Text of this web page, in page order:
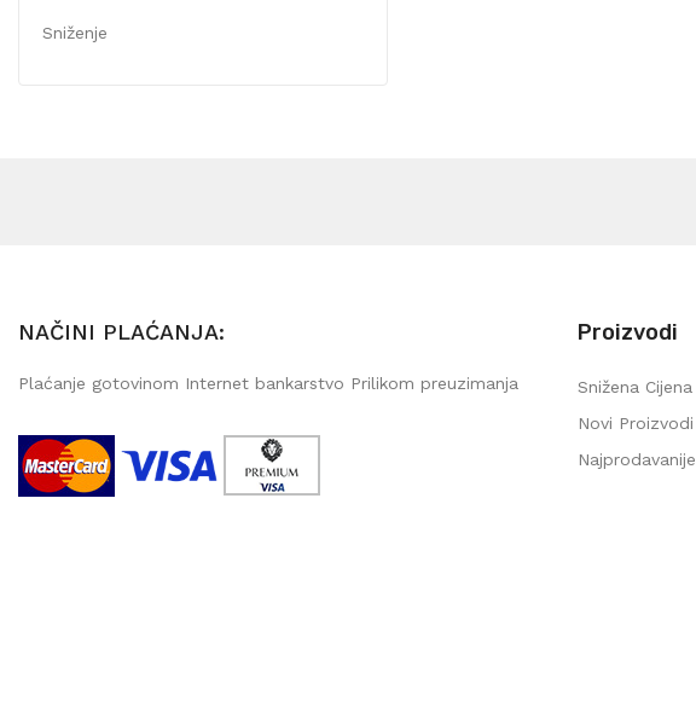
Sniženje
NAČINI PLAĆANJA:
Plaćanje gotovinom Internet bankarstvo Prilikom preuzimanja
Proizvodi
Snižena Cijena
Novi Proizvodi
Najprodavanije